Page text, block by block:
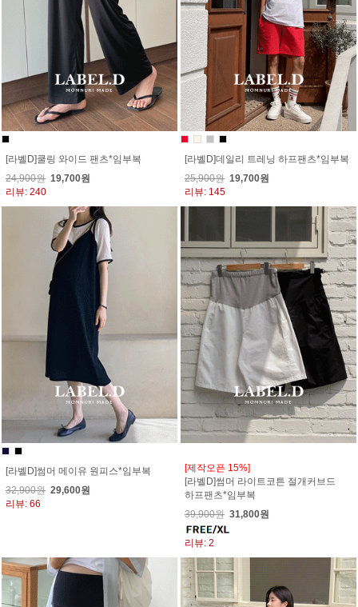
[라벨D]쿨링 와이드 팬츠*임부복
24,900원 19,700원
리뷰: 240
[라벨D]데일리 트레닝 하프팬츠*임부복
25,900원 19,700원
리뷰: 145
[라벨D]썸머 메이유 원피스*임부복
32,900원 29,600원
리뷰: 66
[제작오픈 15%]
[라벨D]썸머 라이트코튼 절개커브드
하프팬츠*임부복
39,900원 31,800원
리뷰: 2